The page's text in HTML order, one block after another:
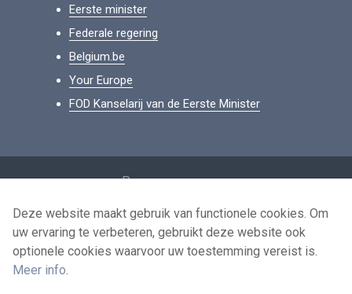
Eerste minister
Federale regering
Belgium.be
Your Europe
FOD Kanselarij van de Eerste Minister
Persoonsgegevens
Voorwaarden voor het hergebruik
Contacteer ons
Deze website maakt gebruik van functionele cookies. Om
uw ervaring te verbeteren, gebruikt deze website ook
optionele cookies waarvoor uw toestemming vereist is.
Meer info.